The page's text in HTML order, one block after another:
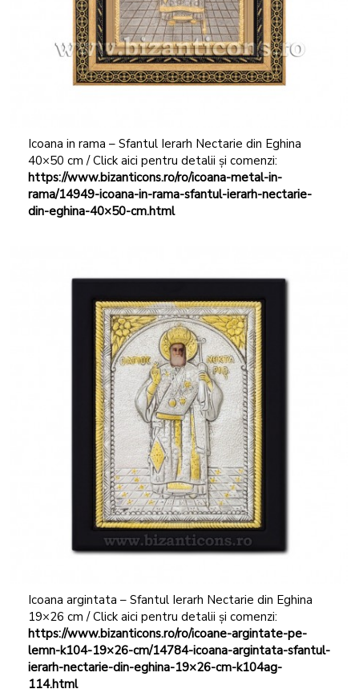
Icoana in rama – Sfantul Ierarh Nectarie din Eghina
40×50 cm / Click aici pentru detalii și comenzi:
https://www.bizanticons.ro/ro/icoana-metal-in-
rama/14949-icoana-in-rama-sfantul-ierarh-nectarie-
din-eghina-40×50-cm.html
Icoana argintata – Sfantul Ierarh Nectarie din Eghina
19×26 cm / Click aici pentru detalii și comenzi:
https://www.bizanticons.ro/ro/icoane-argintate-pe-
lemn-k104-19×26-cm/14784-icoana-argintata-sfantul-
ierarh-nectarie-din-eghina-19×26-cm-k104ag-
114.html